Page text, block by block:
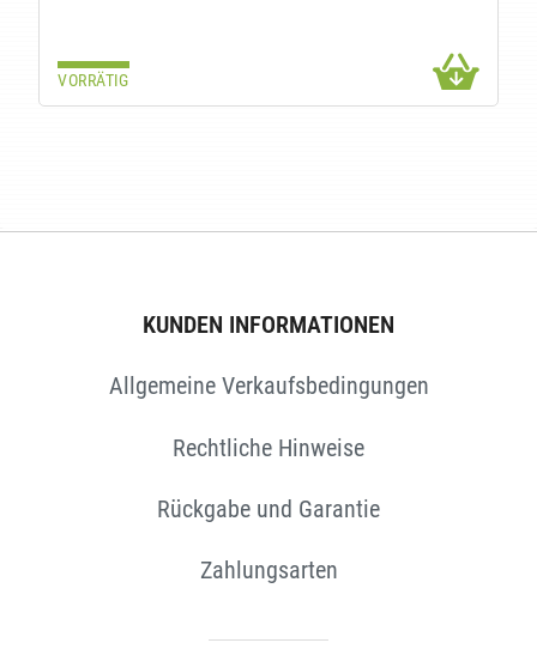
VORRÄTIG
KUNDEN INFORMATIONEN
Allgemeine Verkaufsbedingungen
Rechtliche Hinweise
Rückgabe und Garantie
Zahlungsarten